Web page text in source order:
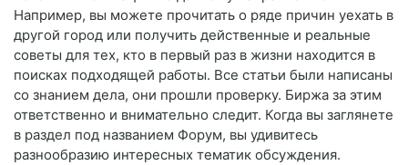
Например, вы можете прочитать о ряде причин уехать в
другой город или получить действенные и реальные
советы для тех, кто в первый раз в жизни находится в
поисках подходящей работы. Все статьи были написаны
со знанием дела, они прошли проверку. Биржа за этим
ответственно и внимательно следит. Когда вы заглянете
в раздел под названием Форум, вы удивитесь
разнообразию интересных тематик обсуждения.